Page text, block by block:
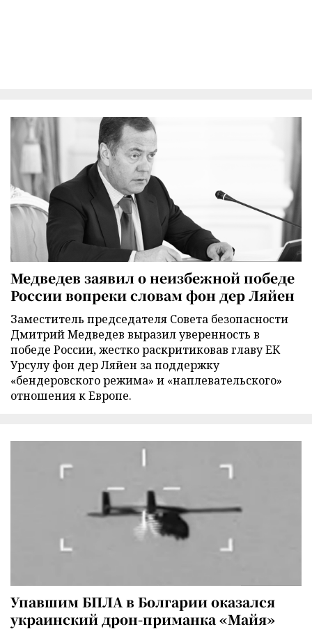
Медведев заявил о неизбежной победе
России вопреки словам фон дер Ляйен
Заместитель председателя Совета безопасности
Дмитрий Медведев выразил уверенность в
победе России, жестко раскритиковав главу ЕК
Урсулу фон дер Ляйен за поддержку
«бендеровского режима» и «наплевательского»
отношения к Европе.
Упавшим БПЛА в Болгарии оказался
украинский дрон-приманка «Майя»